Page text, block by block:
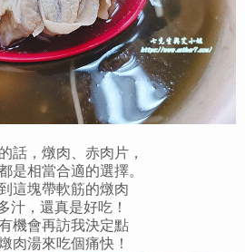
話，燉肉、赤肉片，
是相當合適的選擇。
這塊帶軟筋的燉肉
汁，還真是好吃！
機會再訪我決定點
肉湯來吃個痛快！